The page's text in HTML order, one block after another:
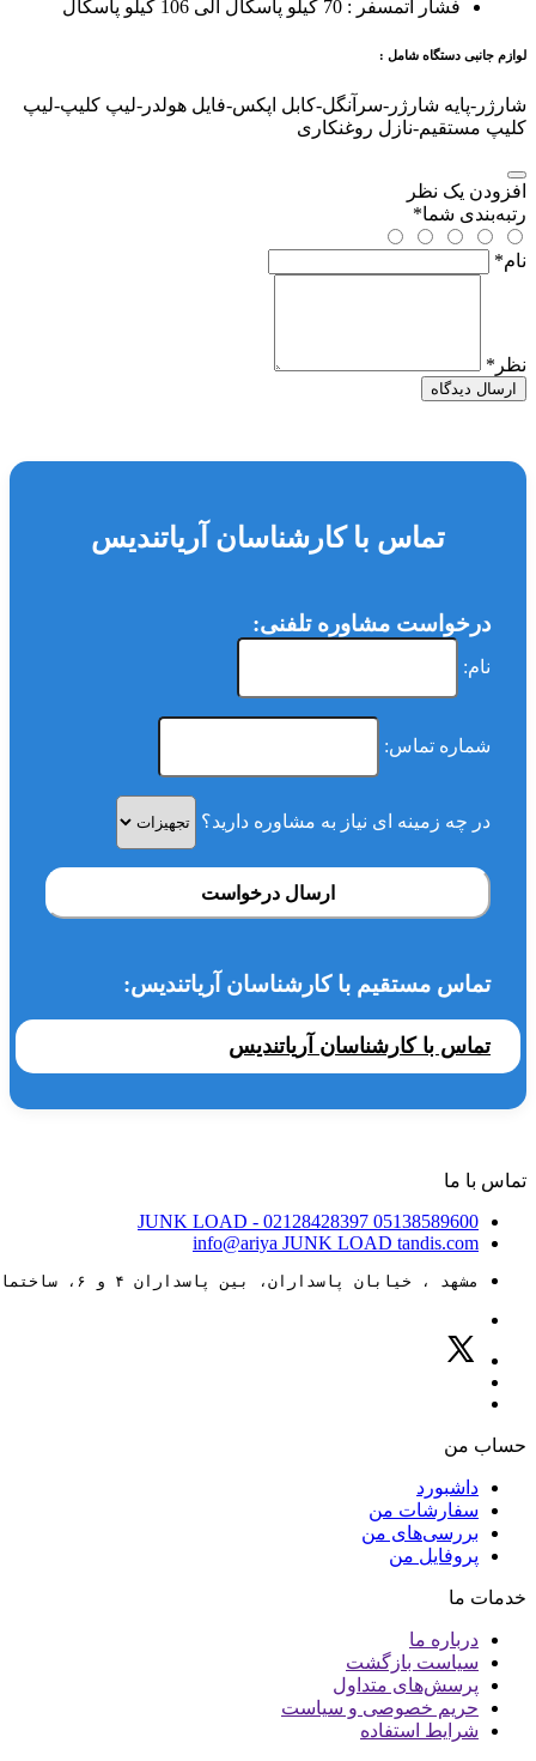
فشار اتمسفر : 70 کیلو پاسکال الی 106 کیلو پاسکال
لوازم جانبی دستگاه شامل :
شارژر-پایه شارژر-سرآنگل-کابل اپکس-فایل هولدر-لیپ کلیپ-لیپ
کلیپ مستقیم-نازل روغنکاری
افزودن یک نظر
رتبه‌بندی شما*
نام*
نظر *
ارسال دیدگاه
تماس با کارشناسان آریاتندیس
درخواست مشاوره تلفنی:
نام:
شماره تماس:
در چه زمینه ای نیاز به مشاوره دارید؟
ارسال درخواست
تماس مستقیم با کارشناسان آریاتندیس:
تماس با کارشناسان آریاتندیس
تماس با ما
05138589600
JUNK LOAD - 02128428397
info@ariya JUNK LOAD tandis.com
مشهد ، خیابان پاسداران، بین پاسداران ۴ و ۶، ساختمان ۸۸
حساب من
داشبورد
سفارشات من
بررسی‌های من
پروفایل من
خدمات ما
درباره ما
سیاست بازگشت
پرسش‌های متداول
حریم خصوصی و سیاست
شرایط استفاده